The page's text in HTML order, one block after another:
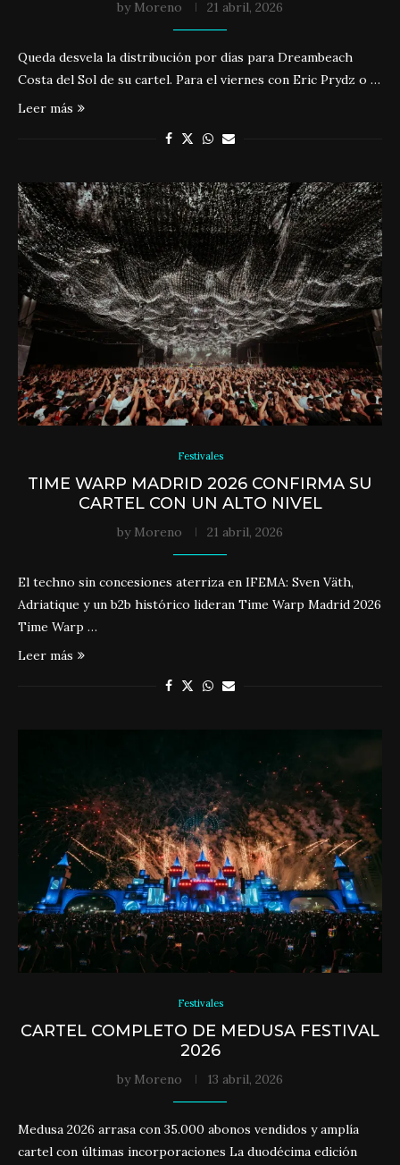
by Moreno 21 abril, 2026
Queda desvela la distribución por días para Dreambeach
Costa del Sol de su cartel. Para el viernes con Eric Prydz o …
Leer más
Festivales
TIME WARP MADRID 2026 CONFIRMA SU
CARTEL CON UN ALTO NIVEL
by Moreno 21 abril, 2026
El techno sin concesiones aterriza en IFEMA: Sven Väth,
Adriatique y un b2b histórico lideran Time Warp Madrid 2026
Time Warp …
Leer más
Festivales
CARTEL COMPLETO DE MEDUSA FESTIVAL
2026
by Moreno 13 abril, 2026
Medusa 2026 arrasa con 35.000 abonos vendidos y amplía
cartel con últimas incorporaciones La duodécima edición